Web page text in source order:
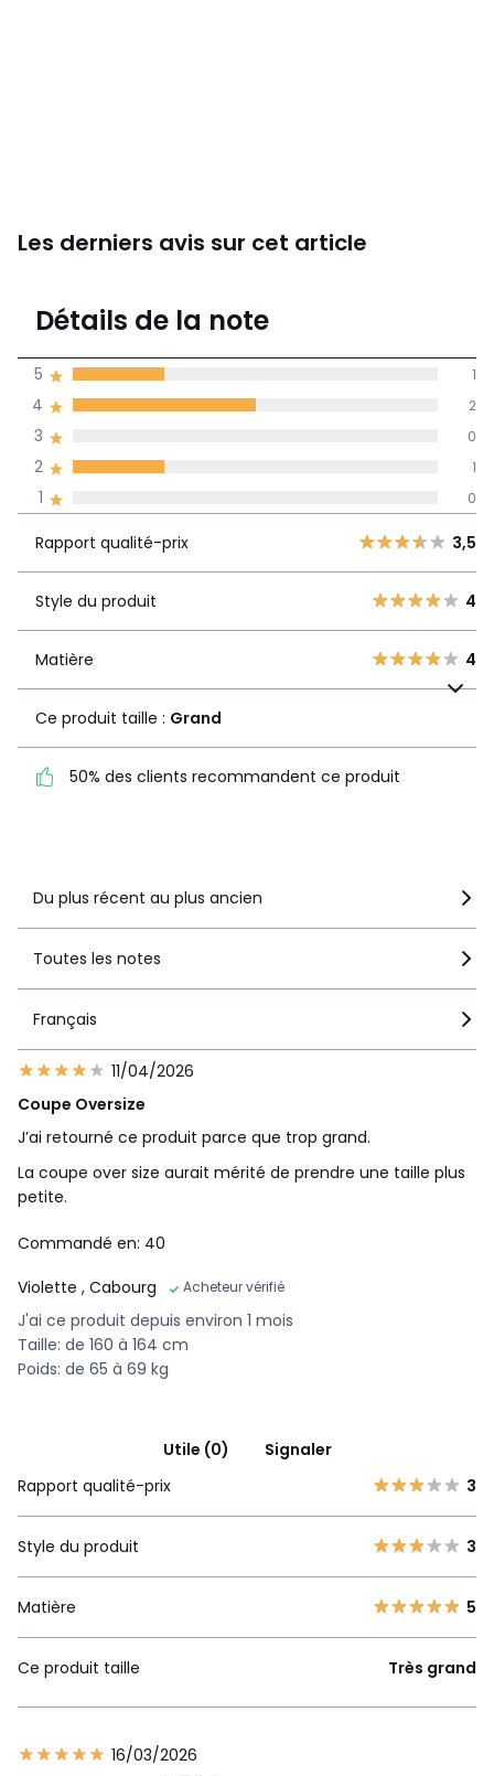
Les derniers avis sur cet article
3,8
moyenne des avis
langues
1 0
2
3 0
4
5 3,5
Ce produit taille :Grand
recommandent ce produit
Détails de la note
1 0
2 1
3 0
4 2
5 1
Rapport qualité-prix 3,5
Style du produit 4
Matière 4
Ce produit taille : Grand
50% des clients recommandent ce produit
Du plus récent au plus ancien
Toutes les notes
Français
11/04/2026
Coupe Oversize
J’ai retourné ce produit parce que trop grand.
La coupe over size aurait mérité de prendre une taille plus
petite.
Commandé en: 40
Violette , Cabourg Acheteur vérifié
J'ai ce produit depuis environ 1 mois
Taille: de 160 à 164 cm
Poids: de 65 à 69 kg
Utile (0)
Signaler
Rapport qualité-prix
3
Style du produit 3
Matière 5
Ce produit taille Très grand
16/03/2026